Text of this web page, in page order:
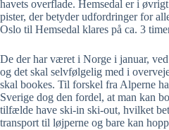
havets overflade. Hemsedal er i
pister, der betyder udfordringer for
Oslo til Hemsedal klares på ca. 3
De der har været i Norge i januar,
og det skal selvfølgelig med i
skal bookes. Til forskel fra Alperne
Sverige dog den fordel, at man kan
tilfælde have ski-in ski-out, hvilket
transport til løjperne og bare kan